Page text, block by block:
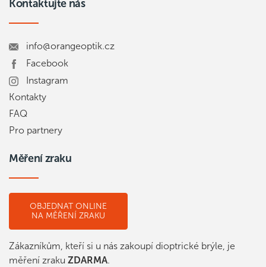
Kontaktujte nás
info@orangeoptik.cz
Facebook
Instagram
Kontakty
FAQ
Pro partnery
Měření zraku
OBJEDNAT ONLINE
NA MĚŘENÍ ZRAKU
Zákazníkům, kteří si u nás zakoupí dioptrické brýle, je
měření zraku ZDARMA.